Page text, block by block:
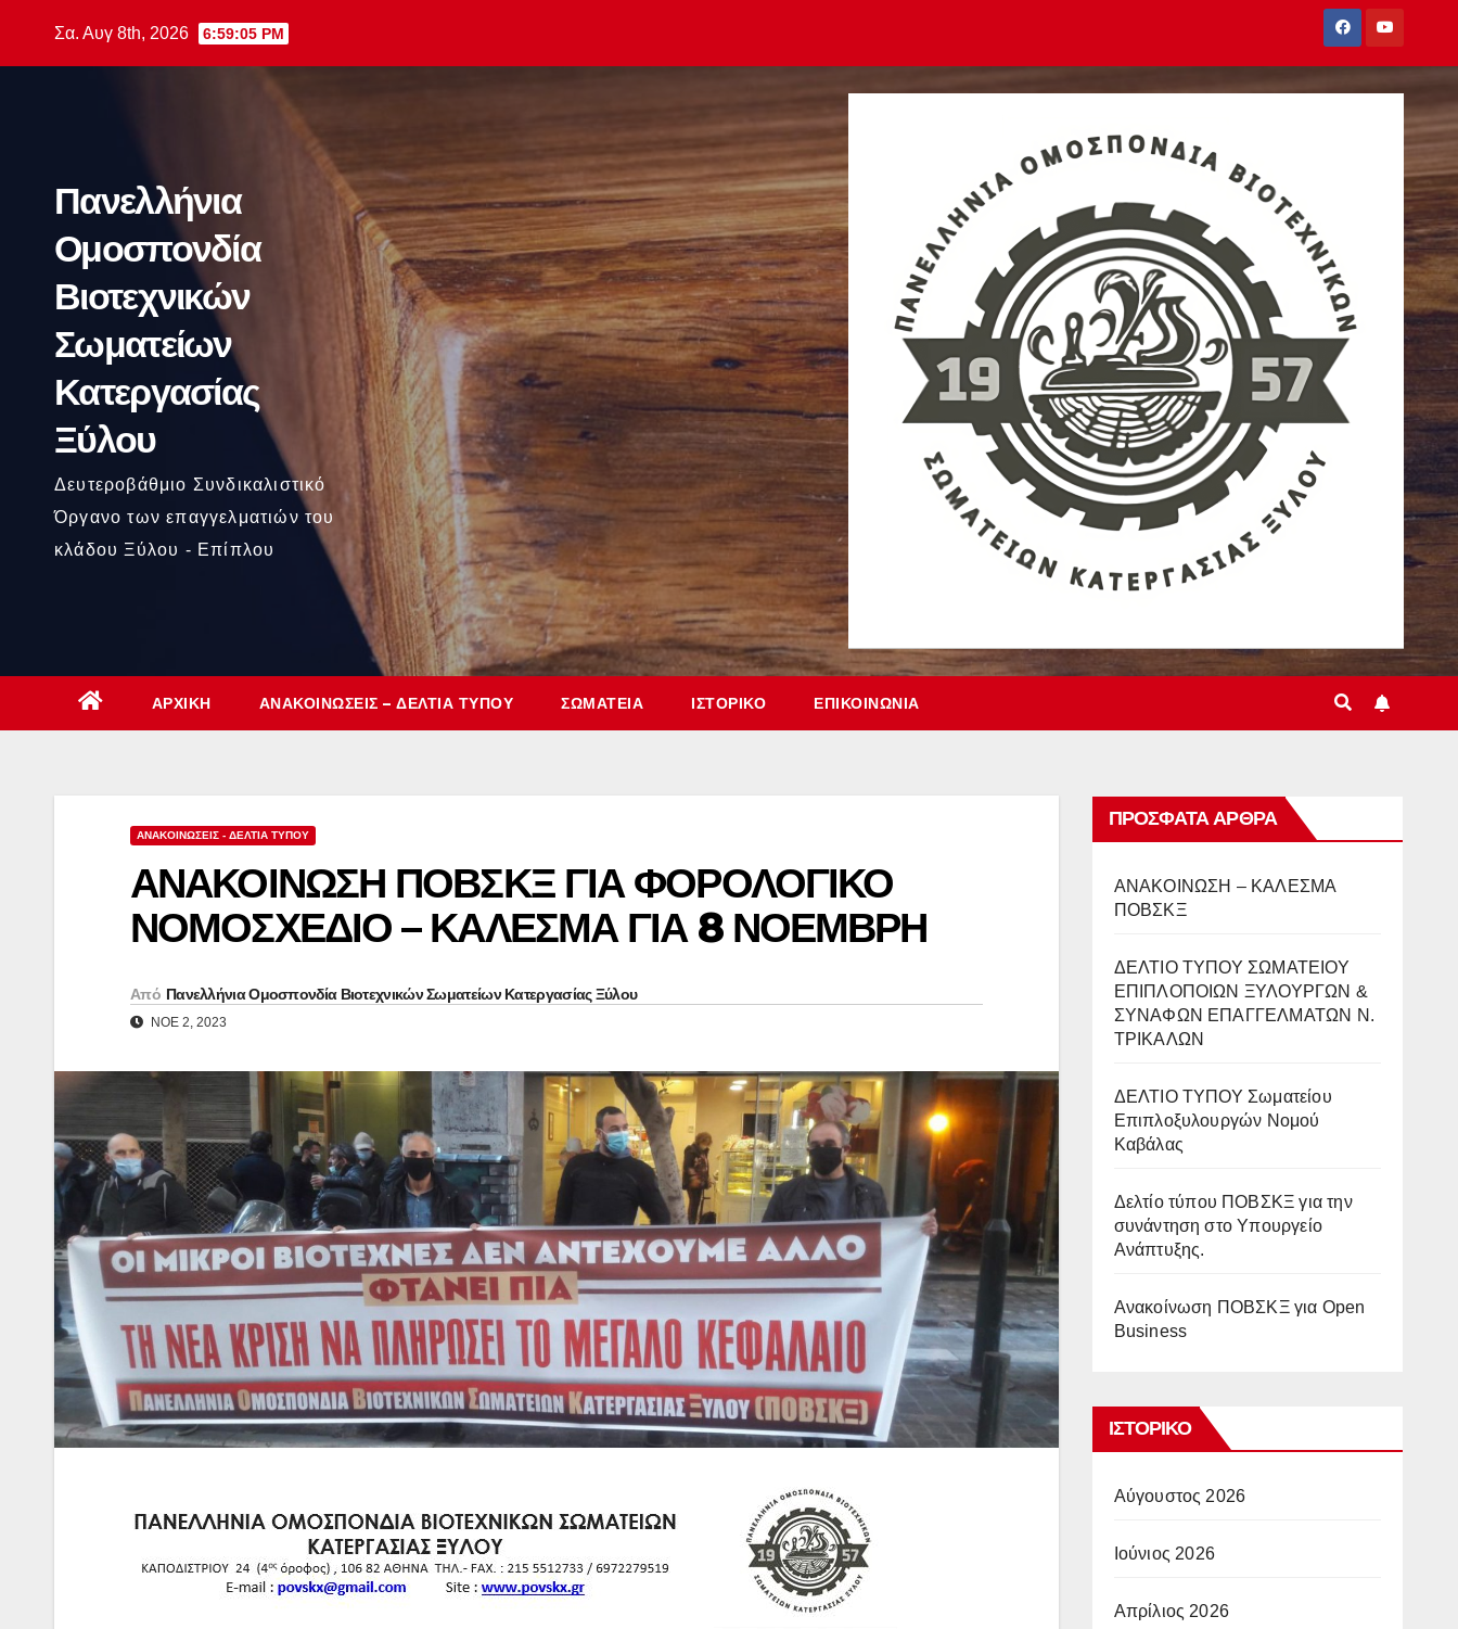
Σα. Αυγ 8th, 2026 6:59:06 PM
Πανελλήνια
Ομοσπονδία
Βιοτεχνικών
Σωματείων
Κατεργασίας
Ξύλου
Δευτεροβάθμιο Συνδικαλιστικό
Όργανο των επαγγελματιών του
κλάδου Ξύλου - Επίπλου
ΑΡΧΙΚΉ ΑΝΑΚΟΙΝΏΣΕΙΣ – ΔΕΛΤΊΑ ΤΎΠΟΥ ΣΩΜΑΤΕΊΑ ΙΣΤΟΡΙΚΌ ΕΠΙΚΟΙΝΩΝΊΑ
ΑΝΑΚΟΙΝΏΣΕΙΣ - ΔΕΛΤΊΑ ΤΎΠΟΥ
ΑΝΑΚΟΙΝΩΣΗ ΠΟΒΣΚΞ ΓΙΑ ΦΟΡΟΛΟΓΙΚΟ
ΝΟΜΟΣΧΕΔΙΟ – ΚΑΛΕΣΜΑ ΓΙΑ 8 ΝΟΕΜΒΡΗ
Από Πανελλήνια Ομοσπονδία Βιοτεχνικών Σωματείων Κατεργασίας Ξύλου
ΝΟΈ 2, 2023
ΠΡΌΣΦΑΤΑ ΆΡΘΡΑ
ΑΝΑΚΟΙΝΩΣΗ – ΚΑΛΕΣΜΑ
ΠΟΒΣΚΞ
ΔΕΛΤΙΟ ΤΥΠΟΥ ΣΩΜΑΤΕΙΟΥ
ΕΠΙΠΛΟΠΟΙΩΝ ΞΥΛΟΥΡΓΩΝ &
ΣΥΝΑΦΩΝ ΕΠΑΓΓΕΛΜΑΤΩΝ Ν.
ΤΡΙΚΑΛΩΝ
ΔΕΛΤΙΟ ΤΥΠΟΥ Σωματείου
Επιπλοξυλουργών Νομού
Καβάλας
Δελτίο τύπου ΠΟΒΣΚΞ για την
συνάντηση στο Υπουργείο
Ανάπτυξης.
Ανακοίνωση ΠΟΒΣΚΞ για Open
Business
ΙΣΤΟΡΙΚΌ
Αύγουστος 2026
Ιούνιος 2026
Απρίλιος 2026